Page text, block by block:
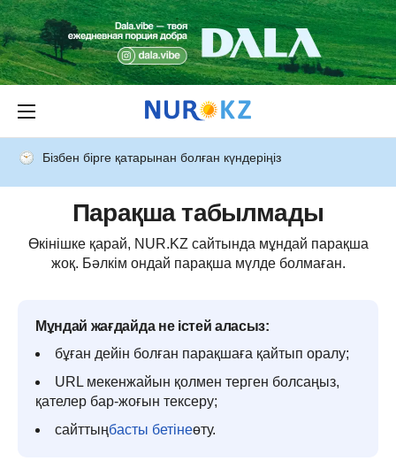
Бізбен бірге қатарынан болған күндеріңіз
Парақша табылмады
Өкінішке қарай, NUR.KZ сайтында мұндай парақша
жоқ. Бәлкім ондай парақша мүлде болмаған.
Мұндай жағдайда не істей аласыз:
бұған дейін болған парақшаға қайтып оралу;
URL мекенжайын қолмен терген болсаңыз,
қателер бар-жоғын тексеру;
сайттыңбасты бетінеөту.